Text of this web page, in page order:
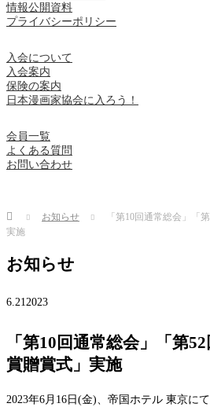
情報公開資料
プライバシーポリシー
入会について
入会案内
保険の案内
日本漫画家協会に入ろう！
会員一覧
よくある質問
お問い合わせ
Home お知らせ
「第10回通常総会」「
実施
お知らせ
6.21 2023
「第10回通常総会」「第
賞贈賞式」実施
2023年6月16日(金)、帝国ホテル 東京に